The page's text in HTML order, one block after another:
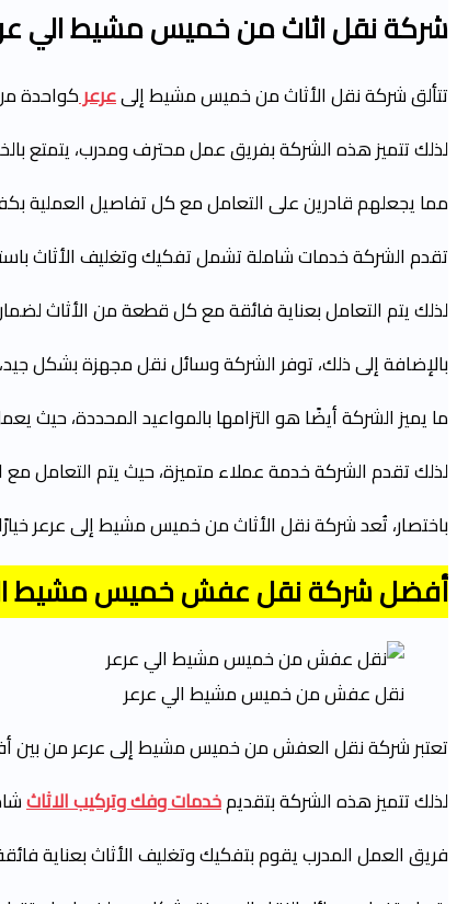
شركة نقل اثاث من خميس مشيط الي
تتألق شركة نقل الأثاث من خميس مشيط إلىعرعركواحدة من
لذلك تتميز هذه الشركة بفريق عمل محترف ومدرب، يتمتع
مما يجعلهم قادرين على التعامل مع كل تفاصيل العملية
تقدم الشركة خدمات شاملة تشمل تفكيك وتغليف الأثاث
لذلك يتم التعامل بعناية فائقة مع كل قطعة من الأثاث
بالإضافة إلى ذلك، توفر الشركة وسائل نقل مجهزة بشكل
ما يميز الشركة أيضًا هو التزامها بالمواعيد المحددة،
لذلك تقدم الشركة خدمة عملاء متميزة، حيث يتم التعامل مع
باختصار، تُعد شركة نقل الأثاث من خميس مشيط إلى عرعر
أفضل شركة نقل عفش خميس مشيط
نقل عفش من خميس مشيط الي عرعر
تعتبر شركة نقل العفش من خميس مشيط إلى عرعر من بين
لذلك تتميز هذه الشركة بتقديمخدمات وفك وتركيب الاثاث
فريق العمل المدرب يقوم بتفكيك وتغليف الأثاث بعناية